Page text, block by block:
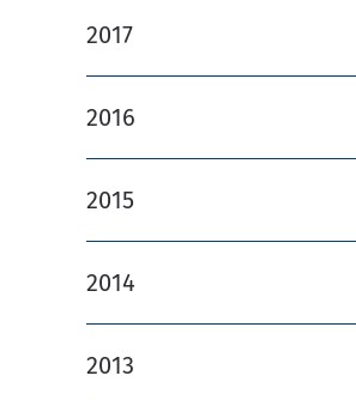
2017
2016
2015
2014
2013